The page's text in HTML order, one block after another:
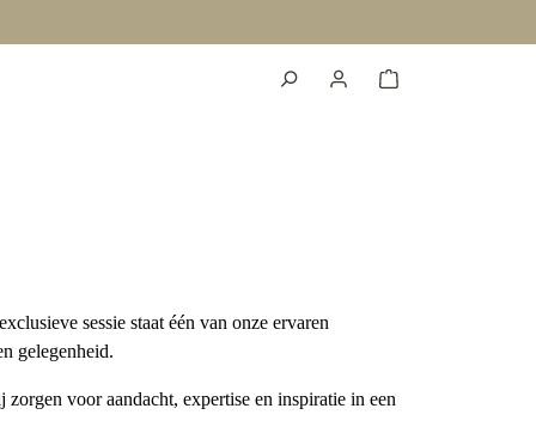
sessie staat één van onze ervaren
gelegenheid.
voor aandacht, expertise en inspiratie in een